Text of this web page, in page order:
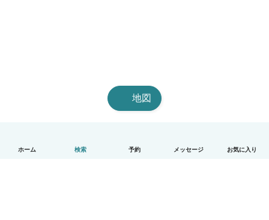
ホーム 検索 予約 メッセージ お気に入り
地図